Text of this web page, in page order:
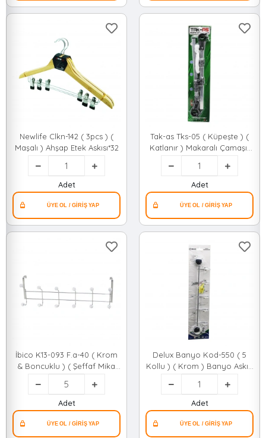
Newlife Clkn-142 ( 3pcs ) (
Maşalı ) Ahşap Etek Askısı*32
Adet
Tak-as Tks-05 ( Küpeşte ) (
Katlanır ) Makaralı Çamaşır
Askısı ( Plastik Kulplu )*20
Adet
İbico K13-093 F.a-40 ( Krom
& Boncuklu ) ( Şeffaf Mika
Kristal Boncuklu ) ( Metal )
Amerikan Kapı Arkası
Askı*5x12
Adet
Delux Banyo Kod-550 ( 5
Kollu ) ( Krom ) Banyo Askısı
( Vidalı Montaj )*50
Adet